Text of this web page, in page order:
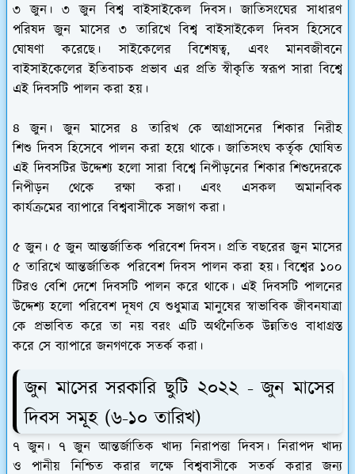
৩ জুন। ৩ জুন বিশ্ব বাইসাইকেল দিবস । জাতিসংঘের সাধারণ
পরিষদ জুন মাসের ৩ তারিখে বিশ্ব বাইসাইকেল দিবস হিসেবে
ঘোষণা করেছে। সাইকেলের বিশেষত্ব, এবং মানবজীবনে
বাইসাইকেলের ইতিবাচক প্রভাব এর প্রতি স্বীকৃতি স্বরূপসারা বিশ্বে
এই দিবসটি পালন করা হয়।
৪ জুন। জুন মাসের৪ তারিখ কে আগ্রাসনের শিকার নিরীহ
শিশু দিবসহিসেবে পালন করা হয়ে থাকে। জাতিসংঘ কর্তৃক ঘোষিত
এই দিবসটির উদ্দেশ্য হলো সারা বিশ্বে নিপীড়নের শিকার শিশুদেরকে
নিপীড়ন থেকে রক্ষা করা। এবং এসকল অমানবিক
কার্যক্রমের ব্যাপারে বিশ্ববাসীকে সজাগ করা।
৫ জুন। ৫ জুন আন্তর্জাতিক পরিবেশ দিবস । প্রতি বছরের জুন মাসের
৫ তারিখে আন্তর্জাতিক পরিবেশ দিবস পালন করা হয়। বিশ্বের ১০০
টিরও বেশি দেশে দিবসটি পালন করে থাকে। এই দিবসটি পালনের
উদ্দেশ্য হলো পরিবেশ দূষণ যে শুধুমাত্র মানুষের স্বাভাবিক জীবনযাত্রা
কে প্রভাবিত করে তা নয় বরং এটি অর্থনৈতিক উন্নতিও বাধাগ্রস্ত
করে সে ব্যাপারে জনগণকে সতর্ক করা।
জুন মাসের সরকারি ছুটি ২০২২ - জুন মাসের
দিবস সমূহ (৬-১০ তারিখ)
৭ জুন। ৭ জুন আন্তর্জাতিক খাদ্য নিরাপত্তা দিবস । নিরাপদ খাদ্য
ও পানীয় নিশ্চিত করার লক্ষে বিশ্ববাসীকে সতর্ক করার জন্য